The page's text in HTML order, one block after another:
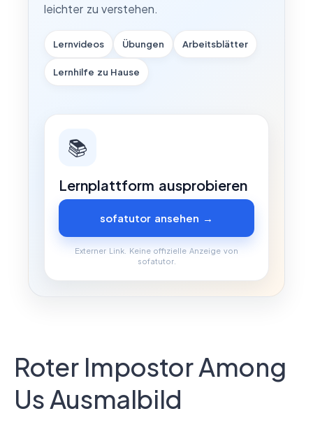
leichter zu verstehen.
Lernvideos Übungen Arbeitsblätter
Lernhilfe zu Hause
📚
Lernplattform ausprobieren
sofatutor ansehen →
Externer Link. Keine offizielle Anzeige von
sofatutor.
Roter Impostor Among
Us Ausmalbild